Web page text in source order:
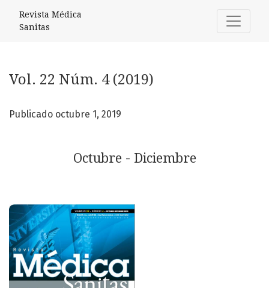
Revista Médica
Sanitas
Vol. 22 Núm. 4 (2019)
Publicado octubre 1, 2019
Octubre - Diciembre